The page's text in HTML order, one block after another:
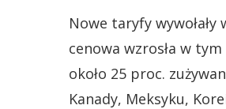
Nowe taryfy
cenowa wzrosła w
około 25 proc.
Kanady, Meksyku,